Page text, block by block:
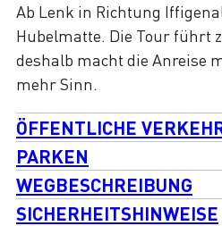
Ab Lenk in Richtung
Hubelmatte. Die Tour führt
deshalb macht die Anreise
mehr Sinn.
ÖFFENTLICHE
PARKEN
WEGBESCHREIBUNG
SICHERHEITSHINWEISE